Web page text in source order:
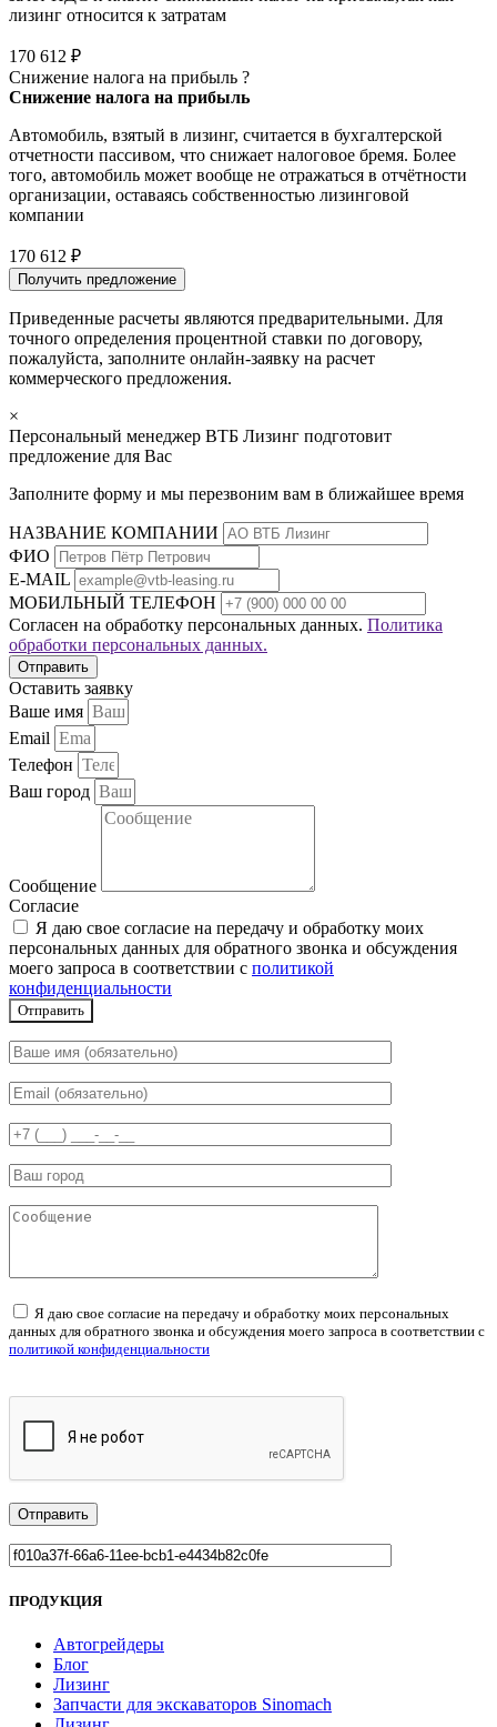
лизинг относится к затратам
170 612 ₽
Снижение налога на прибыль ?
Снижение налога на прибыль
Автомобиль, взятый в лизинг, считается в бухгалтерской
отчетности пассивом, что снижает налоговое бремя. Более
того, автомобиль может вообще не отражаться в отчётности
организации, оставаясь собственностью лизинговой
компании
170 612 ₽
Получить предложение
Приведенные расчеты являются предварительными. Для
точного определения процентной ставки по договору,
пожалуйста, заполните онлайн-заявку на расчет
коммерческого предложения.
×
Персональный менеджер ВТБ Лизинг подготовит
предложение для Вас
Заполните форму и мы перезвоним вам в ближайшее время
НАЗВАНИЕ КОМПАНИИ
ФИО
E-MAIL
МОБИЛЬНЫЙ ТЕЛЕФОН
Согласен на обработку персональных данных. Политика
обработки персональных данных.
Оставить заявку
Ваше имя
Email
Телефон
Ваш город
Сообщение
Согласие
Я даю свое согласие на передачу и обработку моих
персональных данных для обратного звонка и обсуждения
моего запроса в соответствии с политикой
конфиденциальности
Отправить
Я даю свое согласие на передачу и обработку моих персональных
данных для обратного звонка и обсуждения моего запроса в соответствии с
политикой конфиденциальности
ПРОДУКЦИЯ
Автогрейдеры
Блог
Лизинг
Запчасти для экскаваторов Sinomach